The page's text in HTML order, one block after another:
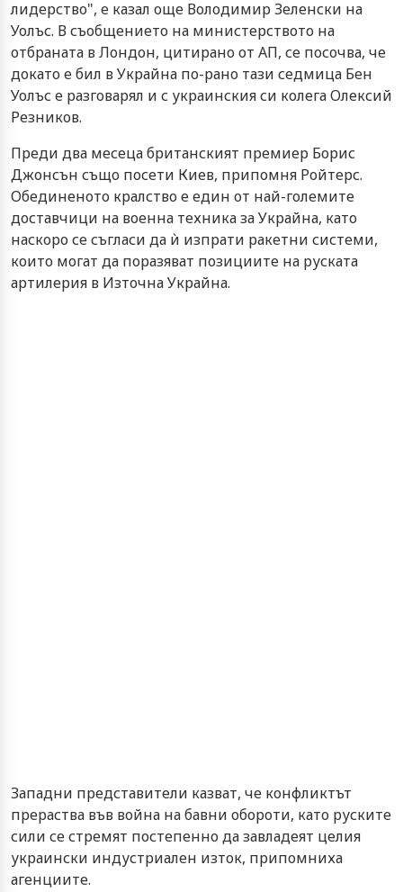
лидерство", е казал още Володимир Зеленски на
Уолъс. В съобщението на министерството на
отбраната в Лондон, цитирано от АП, се посочва, че
докато е бил в Украйна по-рано тази седмица Бен
Уолъс е разговарял и с украинския си колега Олексий
Резников.
Преди два месеца британският премиер Борис
Джонсън също посети Киев, припомня Ройтерс.
Обединеното кралство е един от най-големите
доставчици на военна техника за Украйна, като
наскоро се съгласи да ѝ изпрати ракетни системи,
които могат да поразяват позициите на руската
артилерия в Източна Украйна.
Западни представители казват, че конфликтът
прераства във война на бавни обороти, като руските
сили се стремят постепенно да завладеят целия
украински индустриален изток, припомниха
агенциите.